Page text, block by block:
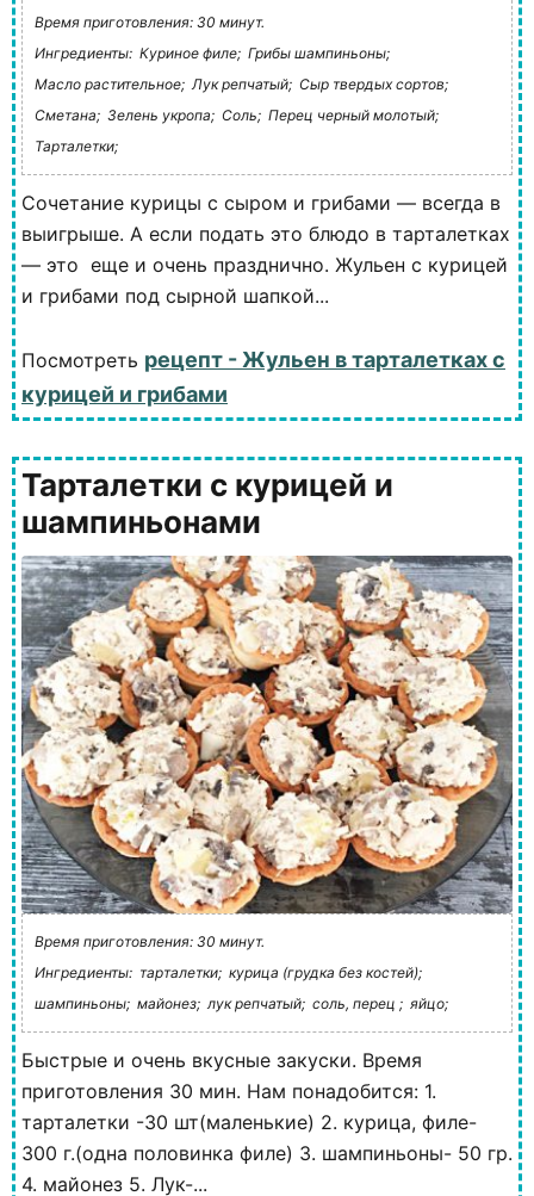
Время приготовления: 30 минут.
Ингредиенты: Куриное филе; Грибы шампиньоны;
Масло растительное; Лук репчатый; Сыр твердых сортов;
Сметана; Зелень укропа; Соль; Перец черный молотый;
Тарталетки;
Сочетание курицы с сыром и грибами — всегда в
выигрыше. А если подать это блюдо в тарталетках
— это еще и очень празднично. Жульен с курицей
и грибами под сырной шапкой...
Посмотреть рецепт - Жульен в тарталетках с
курицей и грибами
Тарталетки с курицей и
шампиньонами
Время приготовления: 30 минут.
Ингредиенты: тарталетки; курица (грудка без костей);
шампиньоны; майонез; лук репчатый; соль, перец ; яйцо;
Быстрые и очень вкусные закуски. Время
приготовления 30 мин. Нам понадобится: 1.
тарталетки -30 шт(маленькие) 2. курица, филе-
300 г.(одна половинка филе) 3. шампиньоны- 50 гр.
4. майонез 5. Лук-...